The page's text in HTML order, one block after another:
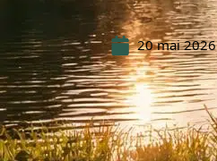
20 mai 2026